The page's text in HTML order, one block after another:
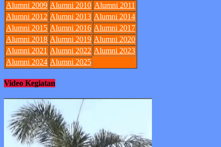
Alumni 2009 Alumni 2010 Alumni 2011
Alumni 2012 Alumni 2013 Alumni 2014
Alumni 2015 Alumni 2016 Alumni 2017
Alumni 2018 Alumni 2019 Alumni 2020
Alumni 2021 Alumni 2022 Alumni 2023
Alumni 2024 Alumni 2025
Video Kegiatan